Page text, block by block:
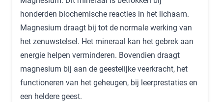
honderden biochemische reacties in het lichaam.
Magnesium draagt bij tot de normale werking van
het zenuwstelsel. Het mineraal kan het gebrek aan
energie helpen verminderen. Bovendien draagt
magnesium bij aan de geestelijke veerkracht, het
functioneren van het geheugen, bij leerprestaties en
een heldere geest.